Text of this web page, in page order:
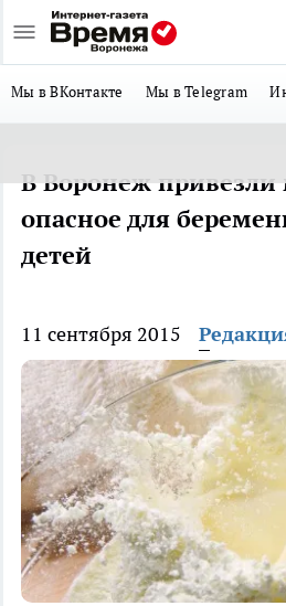
Мы в ВКонтакте Мы в Telegram
В Воронеж привезли
опасное для
детей
11 сентября 2015